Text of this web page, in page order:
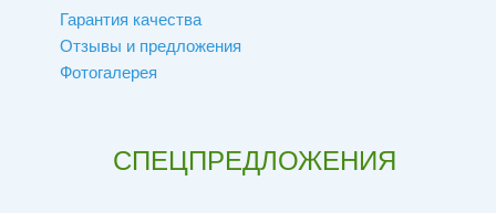
Гарантия качества
Отзывы и предложения
Фотогалерея
СПЕЦПРЕДЛОЖЕНИЯ